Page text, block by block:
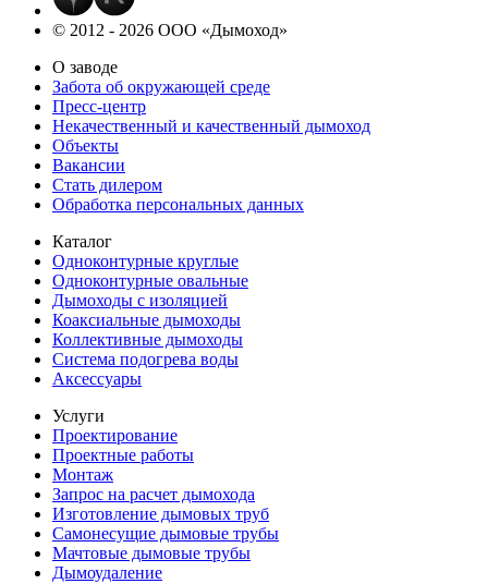
© 2012 - 2026 ООО «Дымоход»
О заводе
Забота об окружающей среде
Пресс-центр
Некачественный и качественный дымоход
Объекты
Вакансии
Стать дилером
Обработка персональных данных
Каталог
Одноконтурные круглые
Одноконтурные овальные
Дымоходы с изоляцией
Коаксиальные дымоходы
Коллективные дымоходы
Система подогрева воды
Аксессуары
Услуги
Проектирование
Проектные работы
Монтаж
Запрос на расчет дымохода
Изготовление дымовых труб
Самонесущие дымовые трубы
Мачтовые дымовые трубы
Дымоудаление